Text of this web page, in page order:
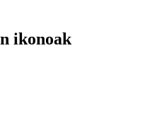
ikonoak